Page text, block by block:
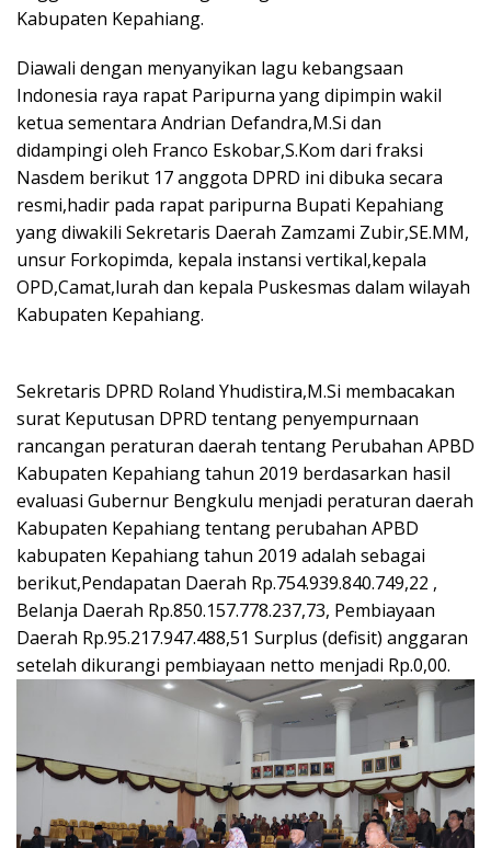
Kabupaten Kepahiang.
Diawali dengan menyanyikan lagu kebangsaan
Indonesia raya rapat Paripurna yang dipimpin wakil
ketua sementara Andrian Defandra,M.Si dan
didampingi oleh Franco Eskobar,S.Kom dari fraksi
Nasdem berikut 17 anggota DPRD ini dibuka secara
resmi,hadir pada rapat paripurna Bupati Kepahiang
yang diwakili Sekretaris Daerah Zamzami Zubir,SE.MM,
unsur Forkopimda, kepala instansi vertikal,kepala
OPD,Camat,lurah dan kepala Puskesmas dalam wilayah
Kabupaten Kepahiang.
Sekretaris DPRD Roland Yhudistira,M.Si membacakan
surat Keputusan DPRD tentang penyempurnaan
rancangan peraturan daerah tentang Perubahan APBD
Kabupaten Kepahiang tahun 2019 berdasarkan hasil
evaluasi Gubernur Bengkulu menjadi peraturan daerah
Kabupaten Kepahiang tentang perubahan APBD
kabupaten Kepahiang tahun 2019 adalah sebagai
berikut,Pendapatan Daerah Rp.754.939.840.749,22 ,
Belanja Daerah Rp.850.157.778.237,73, Pembiayaan
Daerah Rp.95.217.947.488,51 Surplus (defisit) anggaran
setelah dikurangi pembiayaan netto menjadi Rp.0,00.